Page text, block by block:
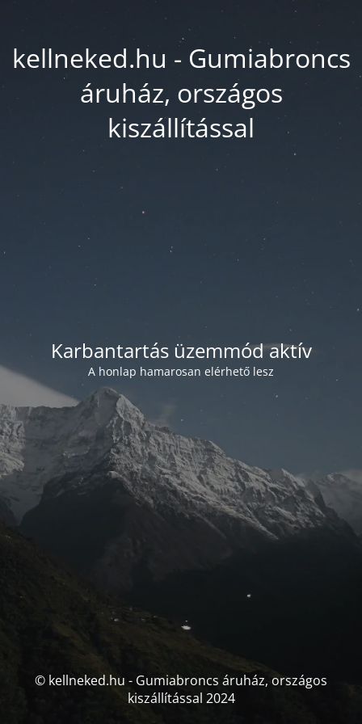
kellneked.hu - Gumiabroncs
áruház, országos
kiszállítással
Karbantartás üzemmód aktív
A honlap hamarosan elérhető lesz
© kellneked.hu - Gumiabroncs áruház, országos
kiszállítással 2024